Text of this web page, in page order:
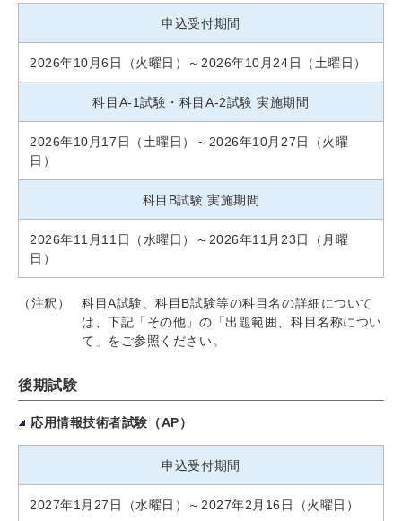
申込受付期間
2026年10月6日（火曜日）～2026年10月24日（土曜日）
科目A-1試験・科目A-2試験 実施期間
2026年10月17日（土曜日）～2026年10月27日（火曜
日）
科目B試験 実施期間
2026年11月11日（水曜日）～2026年11月23日（月曜
日）
（注釈）
科目A試験、科目B試験等の科目名の詳細について
は、下記「その他」の「出題範囲、科目名称につい
て」をご参照ください。
後期試験
応用情報技術者試験（AP）
申込受付期間
2027年1月27日（水曜日）～2027年2月16日（火曜日）